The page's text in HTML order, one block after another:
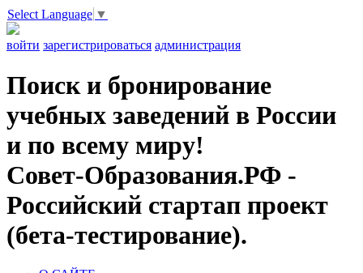
Select Language ▼
войти зарегистрироваться администрация
Поиск и бронирование
учебных заведений в России
и по всему миру!
Совет-Образования.РФ -
Российский стартап проект
(бета-тестирование).